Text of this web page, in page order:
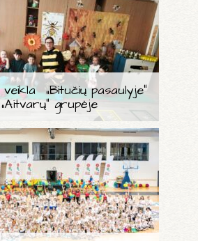
veikla „Bitučių pasaulyje“
„Aitvarų“ grupėje